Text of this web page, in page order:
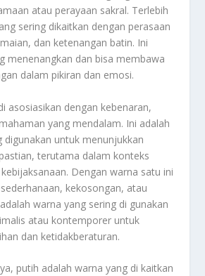
atau perayaan sakral. Terlebih
sering dikaitkan dengan perasaan
dan ketenangan batin. Ini
menenangkan dan bisa membawa
dalam pikiran dan emosi.
asosiasikan dengan kebenaran,
yang mendalam. Ini adalah
digunakan untuk menunjukkan
terutama dalam konteks
Dengan warna satu ini
kekosongan, atau
warna yang sering di gunakan
atau kontemporer untuk
dan ketidakberaturan.
putih adalah warna yang di kaitkan